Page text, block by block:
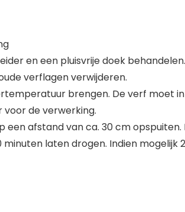
en een pluisvrije doek
verflagen verwijderen.
brengen. De verf moet
voor de verwerking.
een afstand van ca. 30 cm
minuten laten drogen. Indien